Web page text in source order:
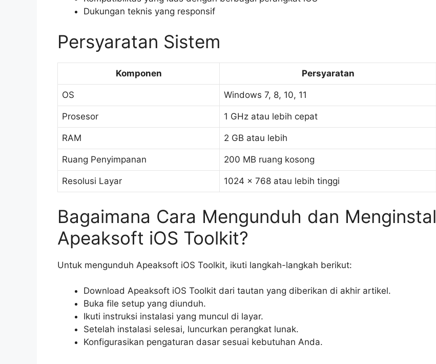
Dukungan teknis yang responsif
Persyaratan Sistem
Komponen Persyaratan
OS Windows 7, 8, 10, 11
Prosesor 1 GHz atau lebih cepat
RAM 2 GB atau lebih
Ruang Penyimpanan 200 MB ruang kosong
Resolusi Layar 1024 x 768 atau lebih tinggi
Bagaimana Cara Mengunduh dan Menginstal
Apeaksoft iOS Toolkit?
Untuk mengunduh Apeaksoft iOS Toolkit, ikuti langkah-langkah berikut:
Download Apeaksoft iOS Toolkit dari tautan yang diberikan di akhir artikel.
Buka file setup yang diunduh.
Ikuti instruksi instalasi yang muncul di layar.
Setelah instalasi selesai, luncurkan perangkat lunak.
Konfigurasikan pengaturan dasar sesuai kebutuhan Anda.